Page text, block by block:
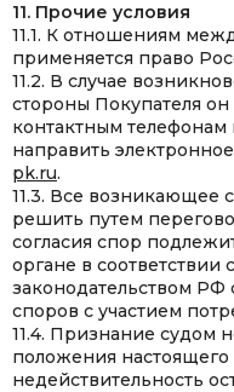
11. Прочие условия
11.1. К отношениям
применяется право
11.2. В случае
стороны Покупателя
контактным
направить
pk.ru.
11.3. Все возникающее
решить путем
согласия спор
органе в
законодательством РФ
споров с участием
11.4. Признание судом
положения настоящего
недействительность